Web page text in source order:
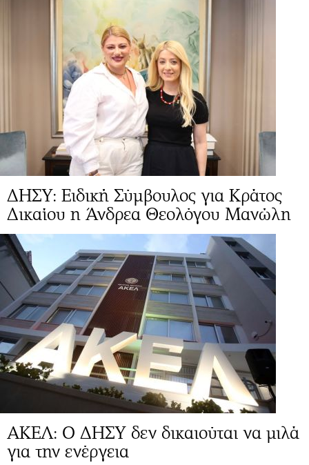
ΔΗΣΥ: Ειδική Σύμβουλος για Κράτος
Δικαίου η Άνδρεα Θεολόγου Μανώλη
ΑΚΕΛ: Ο ΔΗΣΥ δεν δικαιούται να μιλά
για την ενέργεια